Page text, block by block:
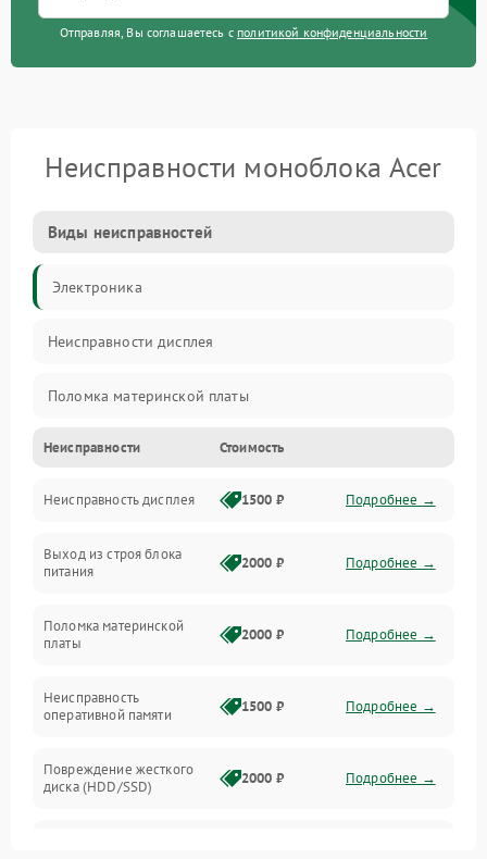
Отправляя, Вы соглашаетесь с политикой конфиденциальности
Неисправности моноблока Acer
Виды неисправностей
Электроника
Неисправности дисплея
Поломка материнской платы
Неисправность системы охлаждения
Неисправность BIOS
Повреждение корпуса
Повреждение разъёмов (USB, HDMI и др.)
Поломка видеокарты
Неисправности Стоимость
Неисправность дисплея 1500 ₽ Подробнее →
Выход из строя блока
питания
2000 ₽ Подробнее →
Поломка материнской
платы
2000 ₽ Подробнее →
Неисправность
оперативной памяти
1500 ₽ Подробнее →
Повреждение жесткого
диска (HDD/SSD)
2000 ₽ Подробнее →